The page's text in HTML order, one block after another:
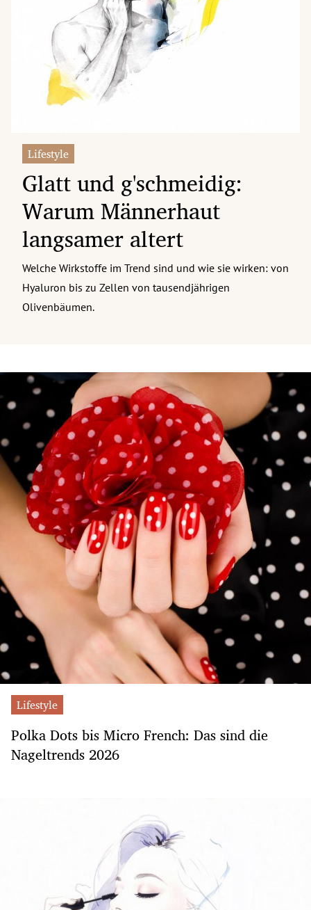
Lifestyle
Glatt und g'schmeidig:
Warum Männerhaut
langsamer altert
Welche Wirkstoffe im Trend sind und wie sie wirken: von
Hyaluron bis zu Zellen von tausendjährigen
Olivenbäumen.
Lifestyle
Polka Dots bis Micro French: Das sind die
Nageltrends 2026